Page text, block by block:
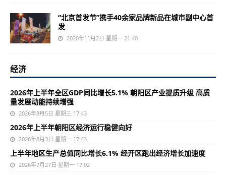
“北京首发节”携手40余家品牌新品在城市副中心首
发
2020年11月2日 星期一 21:40
经济
2026年上半年全区GDP同比增长5.1% 朝阳区产业提质升级 高质
量发展动能持续增强
2026年8月5日 星期三 17:43
2026年上半年朝阳区经济运行稳健向好
2026年8月3日 星期一 17:43
上半年地区生产总值同比增长6.1% 经开区跑出经济增长加速度
2026年7月27日 星期一 17:02